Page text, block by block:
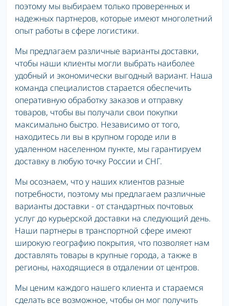
поэтому мы выбираем только проверенных и
надежных партнеров, которые имеют многолетний
опыт работы в сфере логистики.
Мы предлагаем различные варианты доставки,
чтобы наши клиенты могли выбрать наиболее
удобный и экономически выгодный вариант. Наша
команда специалистов старается обеспечить
оперативную обработку заказов и отправку
товаров, чтобы вы получали свои покупки
максимально быстро. Независимо от того,
находитесь ли вы в крупном городе или в
удаленном населенном пункте, мы гарантируем
доставку в любую точку России и СНГ.
Мы осознаем, что у наших клиентов разные
потребности, поэтому мы предлагаем различные
варианты доставки - от стандартных почтовых
услуг до курьерской доставки на следующий день.
Наши партнеры в транспортной сфере имеют
широкую географию покрытия, что позволяет нам
доставлять товары в крупные города, а также в
регионы, находящиеся в отдалении от центров.
Мы ценим каждого нашего клиента и стараемся
сделать все возможное, чтобы он мог получить